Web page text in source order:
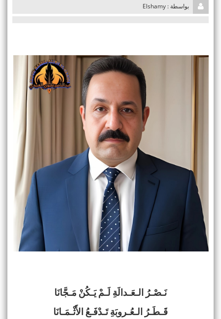
بواسطة : Elshamy
نَـصْـرُ الـعَـدالَةِ لَـمْ يَـكُنْ مَـجَّانَا
قَـطَـرُ الـعُـروبَةِ تَـدْفَـعُ الأَثْـمَـانَا